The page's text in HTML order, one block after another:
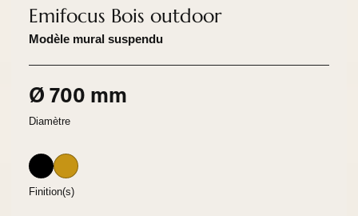
Emifocus Bois outdoor
Modèle mural suspendu
Ø 700 mm
Diamètre
Finition(s)